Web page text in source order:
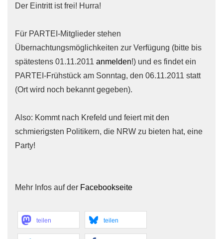
Der Eintritt ist frei! Hurra!
Für PARTEI-Mitglieder stehen
Übernachtungsmöglichkeiten zur Verfügung (bitte bis
spätestens 01.11.2011 anmelden!) und es findet ein
PARTEI-Frühstück am Sonntag, den 06.11.2011 statt
(Ort wird noch bekannt gegeben).
Also: Kommt nach Krefeld und feiert mit den
schmierigsten Politikern, die NRW zu bieten hat, eine
Party!
Mehr Infos auf der Facebookseite
teilen teilen